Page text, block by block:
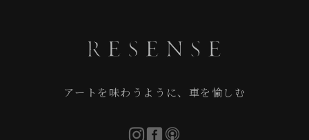
アートを味わうように、車を愉しむ